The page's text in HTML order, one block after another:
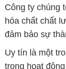
trong hoạt
luôn ý thức
cấp cần phải
hài lòng đối
mức giá hợp